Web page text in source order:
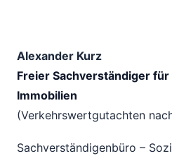
Alexander Kurz
Freier Sachverständiger
Immobilien
(Verkehrswertgutachten
Sachverständigenbüro –